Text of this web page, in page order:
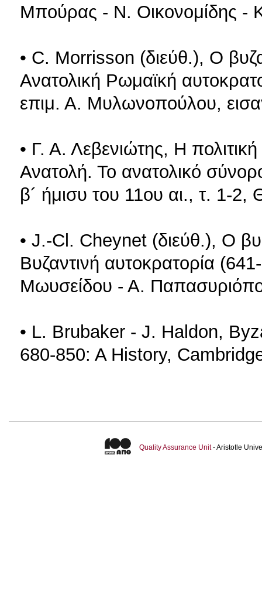
Mπούρας - Ν. Οικονομίδης -
• C. Morrisson (διεύθ.), O
Ανατολική Ρωμαϊκή
επιμ. Α. Μυλωνοπούλου,
• Γ. Α. Λεβενιώτης, Η
Ανατολή. Το ανατολικό
β´ ήμισυ του 11ου αι., τ. 1-2,
• J.-Cl. Cheynet (διεύθ.), O
Βυζαντινή αυτοκρατορία
Μωυσείδου - Α.
• L. Brubaker - J. Haldon,
680-850: A History,
Quality Assurance Unit- Aristotle